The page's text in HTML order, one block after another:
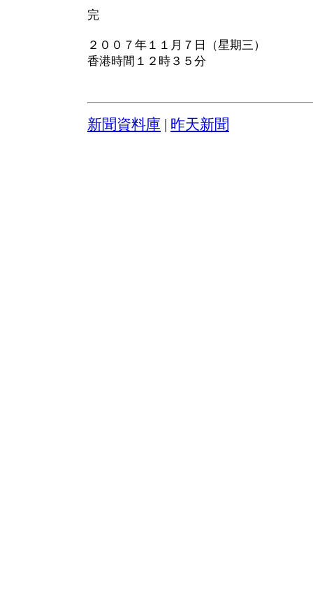
完
２００７年１１月７日（星期三）
香港時間１２時３５分
新聞資料庫 昨天新聞